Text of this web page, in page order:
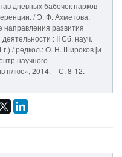
дневных бабочек парков
/ Э. Ф. Ахметова,
направления развития
: II Сб. науч.
/ редкол.: О. Н. Широков [и
научного
плюс», 2014. – С. 8-12. –